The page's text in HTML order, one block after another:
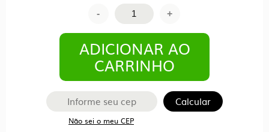
Arquivo
Aço
REFORÇADO
04
com
Trilho
- +
ADICIONAR AO
CARRINHO
Calcular
Não sei o meu CEP